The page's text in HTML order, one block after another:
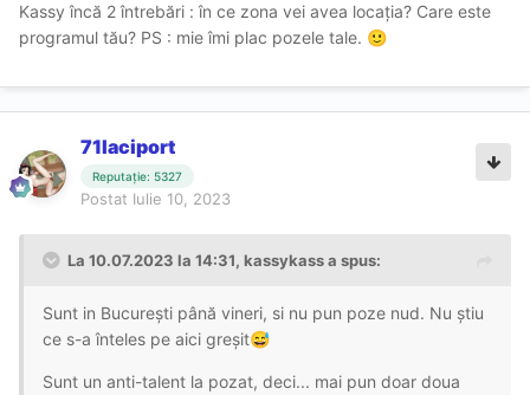
Kassy încă 2 întrebări : în ce zona vei avea locația? Care este
programul tău? PS : mie îmi plac pozele tale. 🙂
71laciport
Reputație: 5327
Postat Iulie 10, 2023
La 10.07.2023 la 14:31, kassykassa spus:
Sunt in București până vineri, si nu pun poze nud. Nu știu
ce s-a înteles pe aici greșit😅
Sunt un anti-talent la pozat, deci... mai pun doar doua